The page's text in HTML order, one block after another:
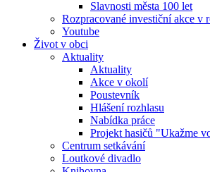
Slavnosti města 100 let
Rozpracované investiční akce v
Youtube
Život v obci
Aktuality
Aktuality
Akce v okolí
Poustevník
Hlášení rozhlasu
Nabídka práce
Projekt hasičů "Ukažme
Centrum setkávání
Loutkové divadlo